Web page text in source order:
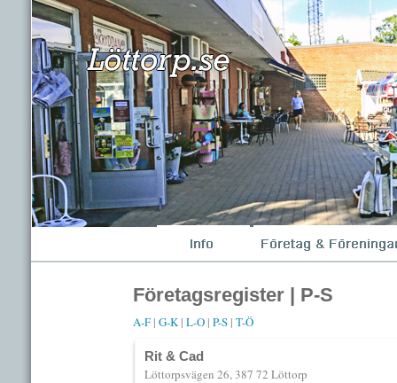
Företagsregister | P-S
A-F | G-K| L-O | P-S | T-Ö
Rit & Cad
Löttorpsvägen 26, 387 72 Löttorp